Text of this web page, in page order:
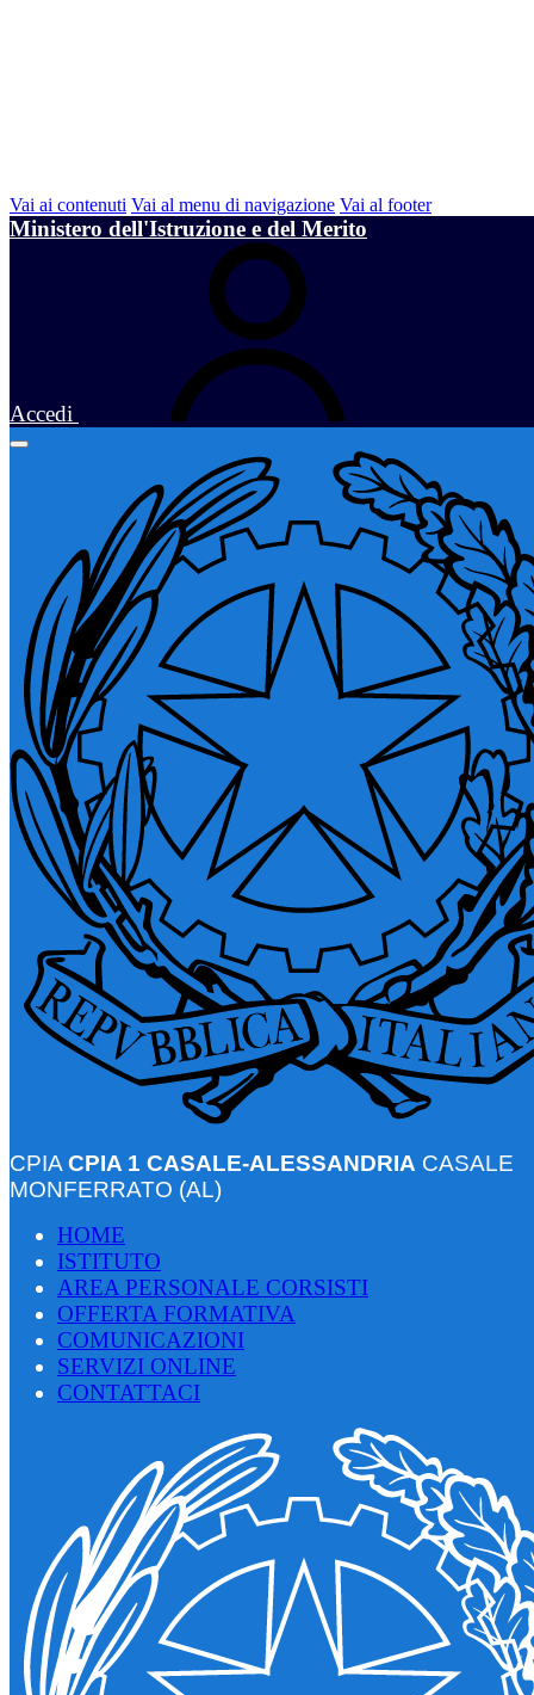
Vai ai contenuti Vai al menu di navigazione Vai al footer
Ministero dell'Istruzione e del Merito
Accedi
CPIA CPIA 1 CASALE-ALESSANDRIA CASALE
MONFERRATO (AL)
HOME
ISTITUTO
AREA PERSONALE CORSISTI
OFFERTA FORMATIVA
COMUNICAZIONI
SERVIZI ONLINE
CONTATTACI